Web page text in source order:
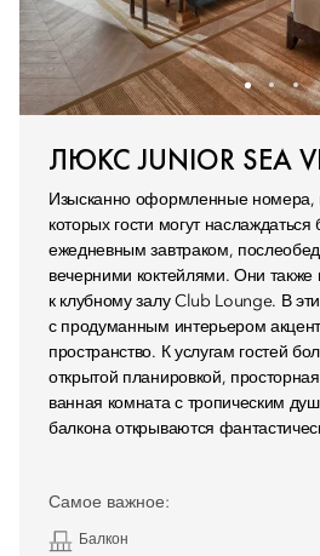
ЛЮКС JUNIOR SEA
Изысканно оформленные номера,
которых гости могут
ежедневным завтраком,
вечерними коктейлями. Они
к клубному залу Club Lounge. В
с продуманным интерьером
пространство. К услугам гостей
открытой планировкой,
ванная комната с тропическим
балкона открываются
Самое важное:
Балкон